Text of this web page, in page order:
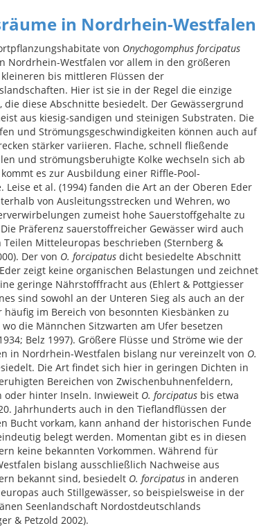
in Nordrhein-Westfalen
von Onychogomphus forcipatus
Nordrhein-Westfalen vor allem in den größeren
bis mittleren Flüssen der
Hier ist sie in der Regel die einzige
die diese Abschnitte besiedelt. Der Gewässergrund
aus kiesig-sandigen und steinigen Substraten. Die
und Strömungsgeschwindigkeiten können auch auf
stärker variieren. Flache, schnell fließende
und strömungsberuhigte Kolke wechseln sich ab
es zur Ausbildung einer Riffle-Pool-
Leise et al. (1994) fanden die Art an der Oberen Eder
von Ausleitungsstrecken und Wehren, wo
zumeist hohe Sauerstoffgehalte zu
Präferenz sauerstoffreicher Gewässer wird auch
Teilen Mitteleuropas beschrieben (Sternberg &
Der von O. forcipatus dicht besiedelte Abschnitt
zeigt keine organischen Belastungen und zeichnet
geringe Nährstofffracht aus (Ehlert & Pottgiesser
sind sowohl an der Unteren Sieg als auch an der
häufig im Bereich von besonnten Kiesbänken zu
wo die Männchen Sitzwarten am Ufer besetzen
Belz 1997). Größere Flüsse und Ströme wie der
in Nordrhein-Westfalen bislang nur vereinzelt von O.
Die Art findet sich hier in geringen Dichten in
Bereichen von Zwischenbuhnenfeldern,
oder hinter Inseln. Inwieweit O. forcipatus bis etwa
Jahrhunderts auch in den Tieflandflüssen der
Bucht vorkam, kann anhand der historischen Funde
belegt werden. Momentan gibt es in diesen
keine bekannten Vorkommen. Während für
bislang ausschließlich Nachweise aus
bekannt sind, besiedelt O. forcipatus in anderen
auch Stillgewässer, so beispielsweise in der
Seenlandschaft Nordostdeutschlands
& Petzold 2002).